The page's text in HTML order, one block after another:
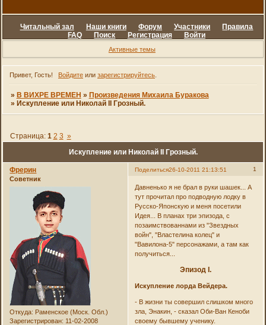
Читальный зал Наши книги Форум Участники
Правила
FAQ
Поиск Регистрация Войти
Активные темы
Привет, Гость! Войдитеили зарегистрируйтесь.
» В ВИХРЕ ВРЕМЕН » Произведения Михаила Буракова
» Искупление или Николай II Грозный.
Искупление или Николай II Грозный.
Страница: 1 2 3 »
Поделиться 1
26-10-2011 21:13:51
Фрерин
Советник
Откуда: Раменское (Моск. Обл.)
Зарегистрирован: 11-02-2008
Давненько я не брал в руки шашек... А
тут прочитал про подводную лодку в
Русско-Японскую и меня посетили
Идея... В планах три эпизода, с
позаимствованнами из "Звездных
войн", "Властелина колец" и
"Вавилона-5" персонажами, а там как
получиться...
Эпизод I.
Искупление лорда Вейдера.
- В жизни ты совершил слишком много
зла, Энакин, - сказал Оби-Ван Кеноби
своему бывшему ученику.